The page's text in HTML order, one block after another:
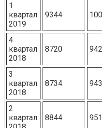
1
квартал
2019
9344
4
квартал
2018
8720
3
квартал
2018
8734
2
квартал
8844